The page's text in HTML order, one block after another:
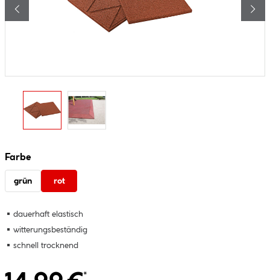
Farbe
grün rot
dauerhaft elastisch
witterungsbeständig
schnell trocknend
*